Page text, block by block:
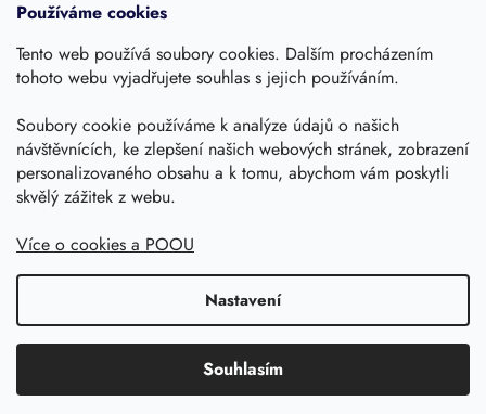
Používáme cookies
Tento web používá soubory cookies. Dalším procházením
tohoto webu vyjadřujete souhlas s jejich používáním.
Soubory cookie používáme k analýze údajů o našich
návštěvnících, ke zlepšení našich webových stránek, zobrazení
personalizovaného obsahu a k tomu, abychom vám poskytli
skvělý zážitek z webu.
Více o cookies a POOU
Nastavení
Souhlasím
Kontakty
Sledujte nás